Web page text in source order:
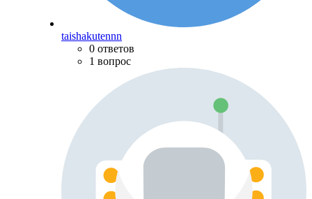
taishakutennn
0 ответов
1 вопрос